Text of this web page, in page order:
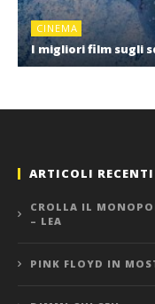
CINEMA
I migliori film sugli
ARTICOLI RECENTI
CROLLA IL
– LEA
PINK FLOYD IN